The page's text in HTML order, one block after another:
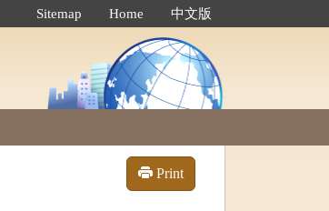
Sitemap Home 中文版
Print